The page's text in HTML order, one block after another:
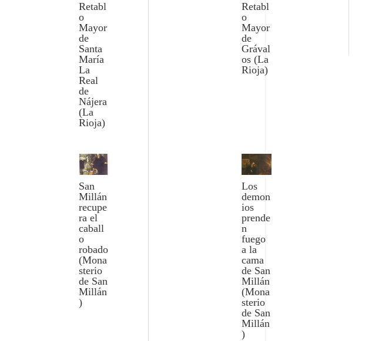
Retabl
o
Mayor
de
Santa
María
La
Real
de
Nájera
(La
Rioja)
Retabl
o
Mayor
de
Grával
os (La
Rioja)
San
Millán
recupe
ra el
caball
o
robado
(Mona
sterio
de San
Millán
)
Los
demon
ios
prende
n
fuego
a la
cama
de San
Millán
(Mona
sterio
de San
Millán
)